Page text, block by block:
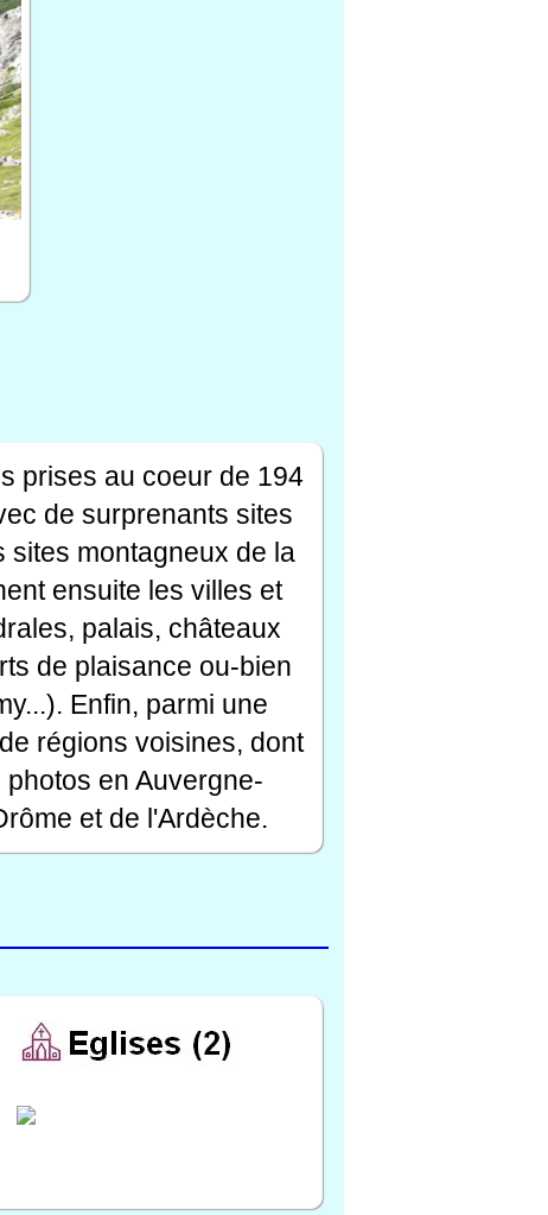
prises au coeur de 194
de surprenants sites
sites montagneux de la
ensuite les villes et
palais, châteaux
de plaisance ou-bien
Enfin, parmi une
régions voisines, dont
en Auvergne-
et de l'Ardèche.